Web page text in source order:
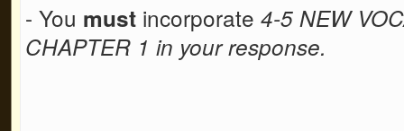
- You mustincorporate 4-5 NEW
CHAPTER 1 in your response.